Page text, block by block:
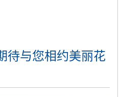
待与您相约美丽花